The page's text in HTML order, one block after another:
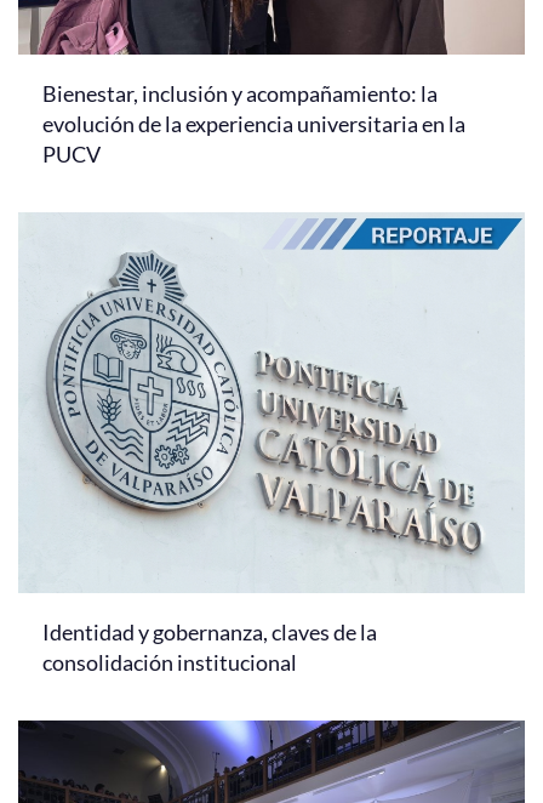
Bienestar, inclusión y acompañamiento: la
evolución de la experiencia universitaria en la
PUCV
Identidad y gobernanza, claves de la
consolidación institucional